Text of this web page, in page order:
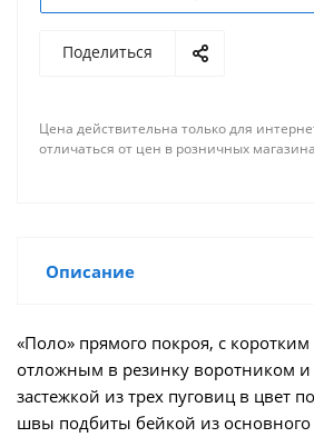
Поделиться
Цена действительна только для
отличаться от цен в розничных
Описание
«Поло» прямого покроя, с
отложным в резинку воротником и
застежкой из трех пуговиц в цвет
швы подбиты бейкой из